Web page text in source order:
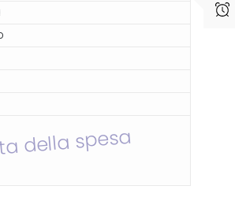
della spesa